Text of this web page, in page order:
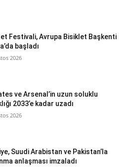
Festivali, Avrupa Bisiklet Başkenti
başladı
2026
ve Arsenal’in uzun soluklu
2033’e kadar uzadı
2026
Suudi Arabistan ve Pakistan’la
anlaşması imzaladı